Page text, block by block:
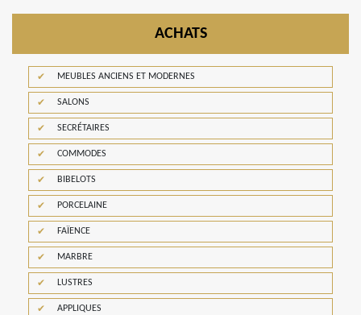
ACHATS
MEUBLES ANCIENS ET MODERNES
SALONS
SECRÉTAIRES
COMMODES
BIBELOTS
PORCELAINE
FAÏENCE
MARBRE
LUSTRES
APPLIQUES